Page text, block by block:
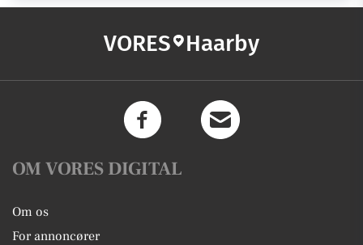
VORES Haarby
OM VORES DIGITAL
Om os
For annoncører